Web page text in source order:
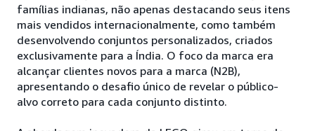
famílias indianas, não apenas destacando seus itens
mais vendidos internacionalmente, como também
desenvolvendo conjuntos personalizados, criados
exclusivamente para a Índia. O foco da marca era
alcançar clientes novos para a marca (N2B),
apresentando o desafio único de revelar o público-
alvo correto para cada conjunto distinto.